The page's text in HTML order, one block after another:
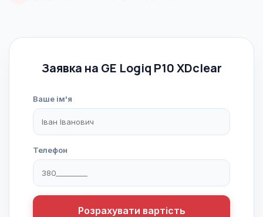
Заявка на GE Logiq P10 XDclear
Ваше ім'я
Телефон
Розрахувати вартість